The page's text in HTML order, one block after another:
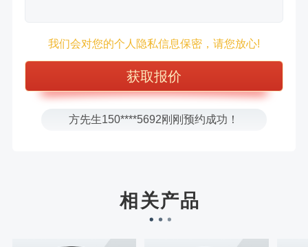
我们会对您的个人隐私信息保密，请您放心!
张先生156****2060刚刚预约成功！
张先生131****7997刚刚预约成功！
方先生150****5692刚刚预约成功！
徐先生132****0391刚刚预约成功！
相关产品